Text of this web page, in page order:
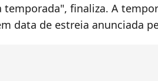
temporada", finaliza. A
data de estreia anunciada